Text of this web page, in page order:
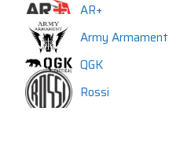
AR+
Army Armament
QGK
Rossi